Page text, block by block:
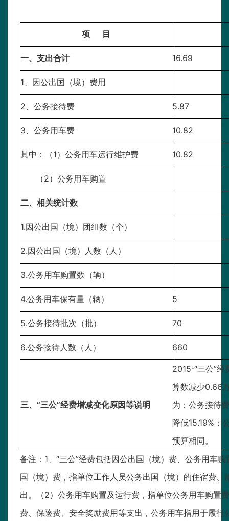
项 目
一、支出合计 16.69
1、因公出国（境）费用
2、公务接待费 5.87
3、公务用车费 10.82
其中：（1）公务用车运行维护费 10.82
（2）公务用车购置
二、相关统计数
1.因公出国（境）团组数（个）
2.因公出国（境）人数（人）
3.公务用车购置数（辆）
4.公务用车保有量（辆） 5
5.公务接待批次（批） 70
6.公务接待人数（人） 660
三、“三公”经费增减变化原因等说明
2015-“三公”
算数减少0.66
为：公务接待
降低15.19%；
预算相同。
备注：1、“三公”经费包括因公出国（境）费、公务用车
国（境）费，指单位工作人员公务出国（境）的住宿费
出。（2）公务用车购置及运行费，指单位公务用车购置
费、保险费、安全奖励费用等支出，公务用车指用于履